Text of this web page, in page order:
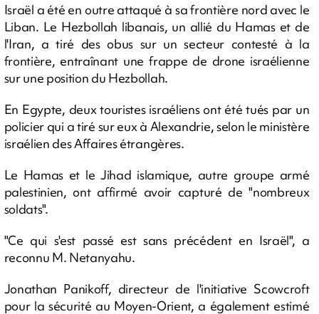
Israël a été en outre attaqué à sa frontière nord avec le
Liban. Le Hezbollah libanais, un allié du Hamas et de
l'Iran, a tiré des obus sur un secteur contesté à la
frontière, entraînant une frappe de drone israélienne
sur une position du Hezbollah.
En Egypte, deux touristes israéliens ont été tués par un
policier qui a tiré sur eux à Alexandrie, selon le ministère
israélien des Affaires étrangères.
Le Hamas et le Jihad islamique, autre groupe armé
palestinien, ont affirmé avoir capturé de "nombreux
soldats".
"Ce qui s'est passé est sans précédent en Israël", a
reconnu M. Netanyahu.
Jonathan Panikoff, directeur de l'initiative Scowcroft
pour la sécurité au Moyen-Orient, a également estimé